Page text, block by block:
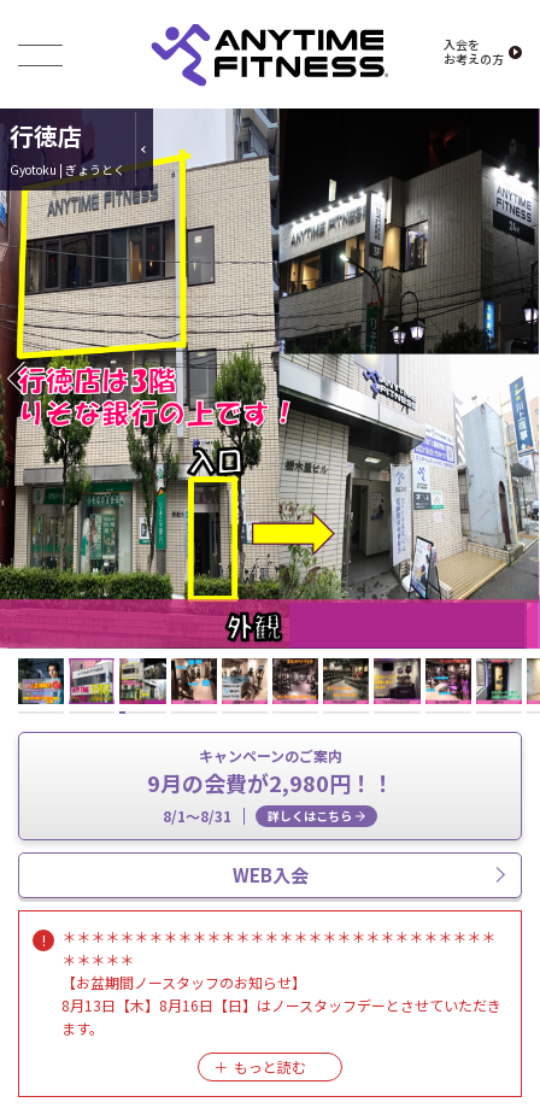
入会を
お考えの方
行徳店
Gyotoku | ぎょうとく
キャンペーンのご案内
9月の会費が2,980円！！
8/1～8/31 詳しくはこちら
WEB入会
＊＊＊＊＊＊＊＊＊＊＊＊＊＊＊＊＊＊＊＊＊＊＊＊＊＊＊＊＊＊
＊＊＊＊＊
【お盆期間ノースタッフのお知らせ】
8月13日【木】8月16日【日】はノースタッフデーとさせていただき
ます。
8月17日【月】10:30より受付再開致します。
各種手続き・ハイスクールパスのご利用はできません。
ご迷惑をおかけしますが、ご理解とご協力のほどよろしくお願いい